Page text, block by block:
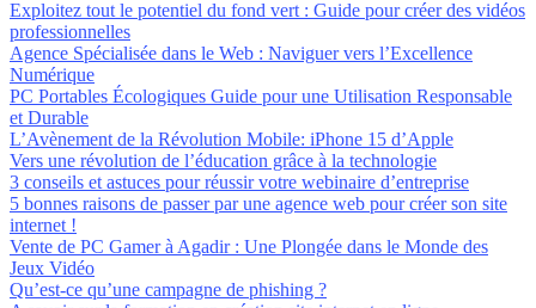
Exploitez tout le potentiel du fond vert : Guide pour créer des vidéos
professionnelles
Agence Spécialisée dans le Web : Naviguer vers l’Excellence
Numérique
PC Portables Écologiques Guide pour une Utilisation Responsable
et Durable
L’Avènement de la Révolution Mobile: iPhone 15 d’Apple
Vers une révolution de l’éducation grâce à la technologie
3 conseils et astuces pour réussir votre webinaire d’entreprise
5 bonnes raisons de passer par une agence web pour créer son site
internet !
Vente de PC Gamer à Agadir : Une Plongée dans le Monde des
Jeux Vidéo
Qu’est-ce qu’une campagne de phishing ?